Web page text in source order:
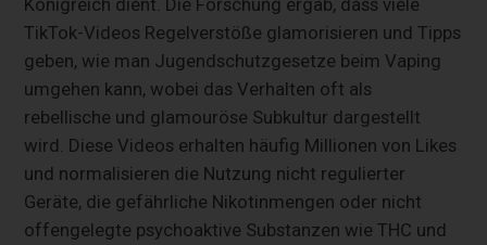
TikTok-Videos Regelverstöße glamorisieren und Tipps
geben, wie man Jugendschutzgesetze beim Vaping
umgehen kann, wobei das Verhalten oft als
rebellische und glamouröse Subkultur dargestellt
wird. Diese Videos erhalten häufig Millionen von Likes
und normalisieren die Nutzung nicht regulierter
Geräte, die gefährliche Nikotinmengen oder nicht
offengelegte psychoaktive Substanzen wie THC und